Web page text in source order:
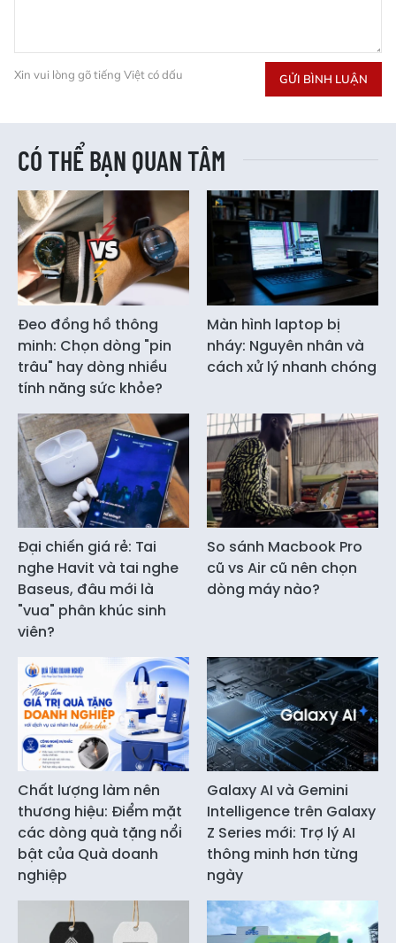
Xin vui lòng gõ tiếng Việt có dấu GỬI BÌNH LUẬN
CÓ THỂ BẠN QUAN TÂM
Đeo đồng hồ thông
minh: Chọn dòng "pin
trâu" hay dòng nhiều
tính năng sức khỏe?
Màn hình laptop bị
nháy: Nguyên nhân và
cách xử lý nhanh chóng
Đại chiến giá rẻ: Tai
nghe Havit và tai nghe
Baseus, đâu mới là
"vua" phân khúc sinh
viên?
So sánh Macbook Pro
cũ vs Air cũ nên chọn
dòng máy nào?
Chất lượng làm nên
thương hiệu: Điểm mặt
các dòng quà tặng nổi
bật của Quà doanh
nghiệp
Galaxy AI và Gemini
Intelligence trên Galaxy
Z Series mới: Trợ lý AI
thông minh hơn từng
ngày